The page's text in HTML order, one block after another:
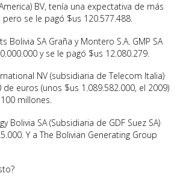
BV, tenía una expectativa de más
se le pagó $us 120.577.488.
Bolivia SA Graña y Montero S.A. GMP SA
y se le pagó $us 12.080.279.
NV (subsidiaria de Telecom Italia)
euros (unos $us 1.089.582.000, el 2009)
millones.
Bolivia SA (Subsidiaria de GDF Suez SA)
Y a The Bolivian Generating Group